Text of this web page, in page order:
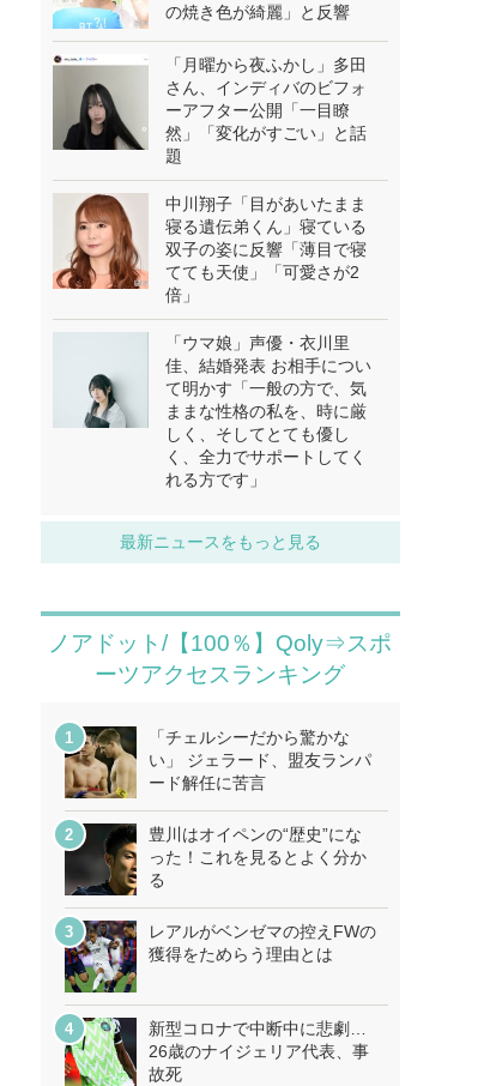
の焼き色が綺麗」と反響
「月曜から夜ふかし」多田
さん、インディバのビフォ
ーアフター公開「一目瞭
然」「変化がすごい」と話
題
中川翔子「目があいたまま
寝る遺伝弟くん」寝ている
双子の姿に反響「薄目で寝
てても天使」「可愛さが2
倍」
「ウマ娘」声優・衣川里
佳、結婚発表 お相手につい
て明かす「一般の方で、気
ままな性格の私を、時に厳
しく、そしてとても優し
く、全力でサポートしてく
れる方です」
最新ニュースをもっと見る
ノアドット/【100％】Qoly⇒スポ
ーツアクセスランキング
「チェルシーだから驚かな
い」 ジェラード、盟友ランパ
ード解任に苦言
豊川はオイペンの“歴史”にな
った！これを見るとよく分か
る
レアルがベンゼマの控えFWの
獲得をためらう理由とは
新型コロナで中断中に悲劇…
26歳のナイジェリア代表、事
故死